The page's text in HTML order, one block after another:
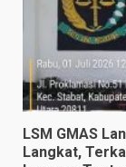
LSM GMAS
Langkat,